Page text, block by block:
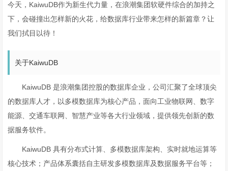
今天，KaiwuDB作为新生代力量，在浪潮集团软硬件综合的加持之
下，会碰撞出怎样新的火花，给数据库行业带来怎样的新篇章？让
我们拭目以待！
关于KaiwuDB
KaiwuDB 是浪潮集团控股的数据库企业，公司汇聚了全球顶尖
的数据库人才，以多模数据库为核心产品，面向工业物联网、数字
能源、交通车联网、智慧产业等各大行业领域，提供领先创新的数
据服务软件。
KaiwuDB 具有分布式计算、多模数据库架构、实时就地运算等
核心技术；产品体系囊括自主研发多模数据库及数据服务平台等；